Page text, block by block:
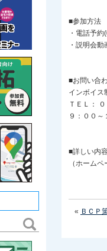
■参加方法
・電話予
・説明会
■お問い合
インボイス
ＴＥＬ：
９：００～
■詳しい内
（ホームペ
« ＢＣＰ